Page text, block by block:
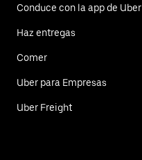
Conduce con la app de Uber
Haz entregas
Comer
Uber para Empresas
Uber Freight